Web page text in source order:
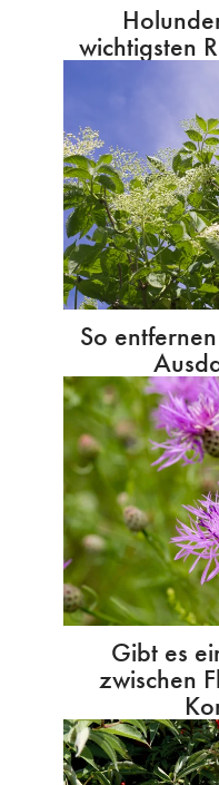
wichtigsten
So
Gibt es
zwischen